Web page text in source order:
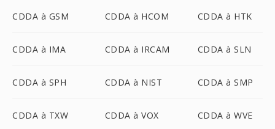
CDDA à GSM CDDA à HCOM CDDA à HTK
CDDA à IMA CDDA à IRCAM CDDA à SLN
CDDA à SPH CDDA à NIST CDDA à SMP
CDDA à TXW CDDA à VOX CDDA à WVE